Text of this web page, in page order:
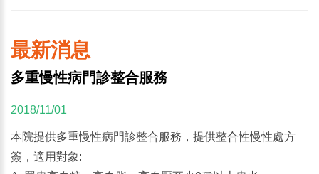
最新消息
多重慢性病門診整合服務
2018/11/01
本院提供多重慢性病門診整合服務，提供整合性慢性處方
簽，適用對象: